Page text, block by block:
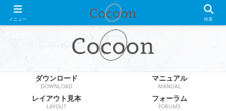
WordPress無料テーマ
ダウンロード
DOWNLOAD
マニュアル
MANUAL
レイアウト見本
LAYOUT
フォーラム
FORUMS
メニュー 検索